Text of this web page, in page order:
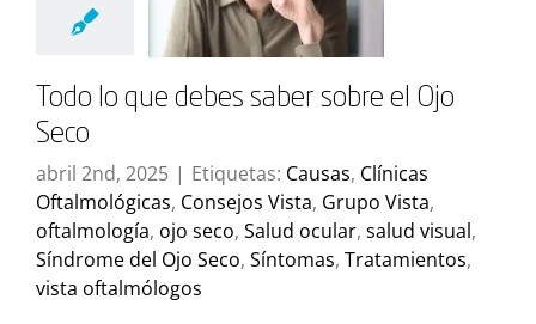
Todo lo que debes saber sobre el Ojo
Seco
abril 2nd, 2025 | Etiquetas: Causas, Clínicas
Oftalmológicas, Consejos Vista, Grupo Vista,
oftalmología, ojo seco, Salud ocular, salud visual,
Síndrome del Ojo Seco, Síntomas, Tratamientos,
vista oftalmólogos